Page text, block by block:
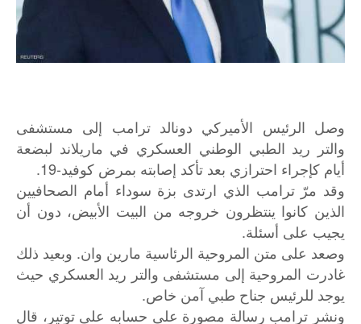
وصل الرئيس الأميركي دونالد ترامب إلى مستشفى
والتر ريد الطبي الوطني العسكري في ماريلاند لبضعة
أيام كإجراء احترازي بعد تأكد إصابته بمرض كوفيد-19.
وقد مرّ ترامب الذي ارتدى بزة سوداء أمام الصحافيين
الذين كانوا ينتظرون خروجه من البيت الأبيض، دون أن
يجيب على أسئلة.
وصعد على متن المروحية الرئاسية مارين وان. وبعيد ذلك
غادرت المروحية إلى مستشفى والتر ريد العسكري حيث
يوجد للرئيس جناح طبي آمن خاص.
ونشر ترامب رسالة مصورة على حسابه على توتير، قال